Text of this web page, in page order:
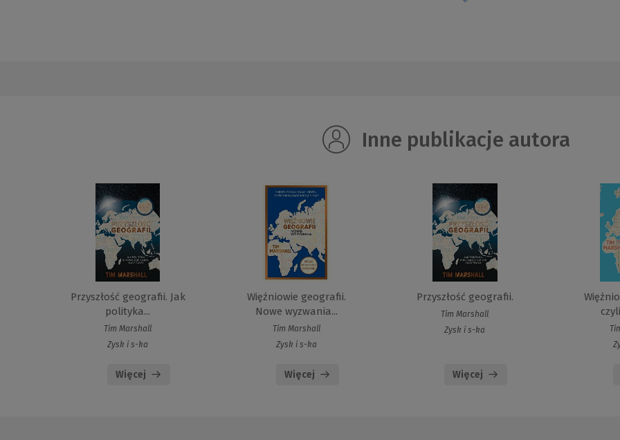
Inne publikacje autora
Przyszłość geografii. Jak
polityka...
Tim Marshall
Zysk i s-ka
Więcej
Więźniowie geografii.
Nowe wyzwania...
Tim Marshall
Zysk i s-ka
Więcej
Przyszłość geografii.
Tim Marshall
Zysk i s-ka
Więcej